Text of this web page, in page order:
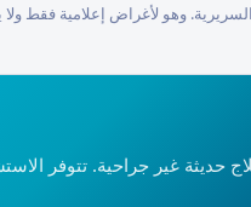
السريرية. وهو لأغراض إعلامية
نقدم خيارات علاج حديثة غير جراحية.